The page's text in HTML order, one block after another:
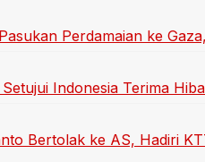
Perdamaian ke
Indonesia Terima
Bertolak ke AS, Hadiri